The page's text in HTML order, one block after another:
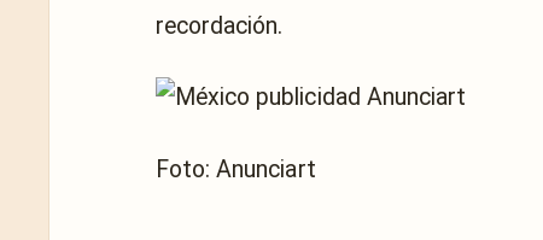
recordación.
Foto: Anunciart